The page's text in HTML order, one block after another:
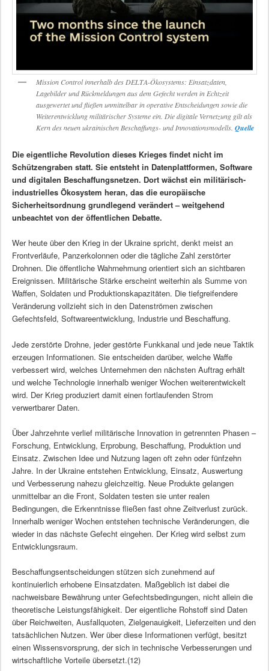
Mission Control innerhalb des DELTA-Ökosystems: Einsatzdaten,
Lagebilder und Rückmeldungen aus dem Gefecht werden in Echtzeit
ausgewertet und fließen unmittelbar in operative Entscheidungen sowie die
Weiterentwicklung militärischer Systeme ein. Die digitale Vernetzung gilt als
Kern des neuen ukrainischen Beschaffungs- und Innovationsmodells. Quelle
Die eigentliche Revolution dieses Krieges findet nicht im
Schützengraben statt. Sie entsteht in Datenplattformen, Software
und digitalen Beschaffungsnetzen. Dort wächst ein militärisch-
industrielles Ökosystem heran, das die europäische
Sicherheitsordnung grundlegend verändert – weitgehend
unbeachtet von der öffentlichen Debatte.
Wer heute über den Krieg in der Ukraine spricht, denkt meist an
Frontverläufe, Panzerkolonnen oder die tägliche Zahl zerstörter
Drohnen. Die öffentliche Wahrnehmung orientiert sich an sichtbaren
Ereignissen. Militärische Stärke erscheint weiterhin als Summe von
Waffen, Soldaten und Produktionskapazitäten. Die tiefgreifendere
Veränderung vollzieht sich in den Datenströmen zwischen
Gefechtsfeld, Softwareentwicklung, Industrie und Beschaffung.
Jede zerstörte Drohne, jeder gestörte Funkkanal und jede neue Taktik
erzeugen Informationen. Sie entscheiden darüber, welche Waffe
verbessert wird, welches Unternehmen den nächsten Auftrag erhält
und welche Technologie innerhalb weniger Wochen weiterentwickelt
wird. Der Krieg produziert damit einen fortlaufenden Strom
verwertbarer Daten.
Über Jahrzehnte verlief militärische Innovation in getrennten Phasen –
Forschung, Entwicklung, Erprobung, Beschaffung, Produktion und
Einsatz. Zwischen Idee und Nutzung lagen oft zehn oder fünfzehn
Jahre. In der Ukraine entstehen Entwicklung, Einsatz, Auswertung
und Verbesserung nahezu gleichzeitig. Neue Produkte gelangen
unmittelbar an die Front, Soldaten testen sie unter realen
Bedingungen, die Erkenntnisse fließen fast ohne Zeitverlust zurück.
Innerhalb weniger Wochen entstehen technische Veränderungen, die
wieder in das nächste Gefecht eingehen. Der Krieg wird selbst zum
Entwicklungsraum.
Beschaffungsentscheidungen stützen sich zunehmend auf
kontinuierlich erhobene Einsatzdaten. Maßgeblich ist dabei die
nachweisbare Bewährung unter Gefechtsbedingungen, nicht allein die
theoretische Leistungsfähigkeit. Der eigentliche Rohstoff sind Daten
über Reichweiten, Ausfallquoten, Zielgenauigkeit, Lieferzeiten und den
tatsächlichen Nutzen. Wer über diese Informationen verfügt, besitzt
einen Wissensvorsprung, der sich in technische Verbesserungen und
wirtschaftliche Vorteile übersetzt.(12)